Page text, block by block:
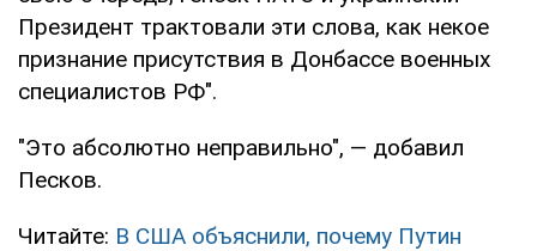
Президент трактовали эти слова, как некое
признание присутствия в Донбассе военных
специалистов РФ".
"Это абсолютно неправильно", — добавил
Песков.
Читайте: В США объяснили, почему Путин